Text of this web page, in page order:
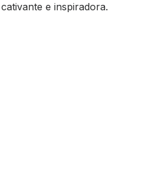
e inspiradora.